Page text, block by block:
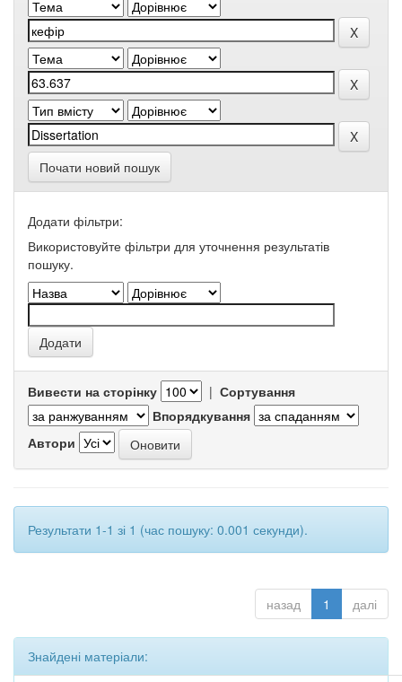
Почати новий пошук
Додати фільтри:
Використовуйте фільтри для уточнення результатів
пошуку.
Вивести на сторінку | Сортування
Впорядкування
Автори
Результати 1-1 зі 1 (час пошуку: 0.001 секунди).
назад 1 далі
Знайдені матеріали: